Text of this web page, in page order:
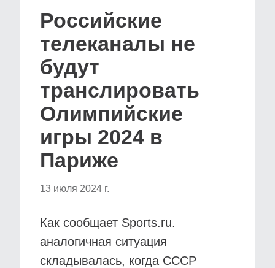
Российские
телеканалы не
будут
транслировать
Олимпийские
игры 2024 в
Париже
13 июля 2024 г.
Как сообщает Sports.ru.
аналогичная ситуация
складывалась, когда СССР